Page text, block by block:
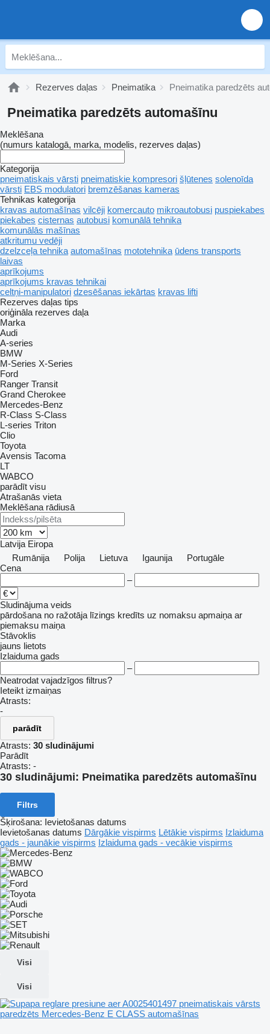
Rezerves daļas Pneimatika Pneimatika paredzēts
Pneimatika paredzēts automašīnu
Meklēšana
(numurs katalogā, marka, modelis, rezerves daļas)
Kategorija
pneimatiskais vārsti pneimatiskie kompresori šļūtenes solenoīda
vārsti EBS modulatori bremzēšanas kameras
Tehnikas kategorija
kravas automašīnas vilcēji komercauto mikroautobusi puspiekabes
piekabes cisternas autobusi komunālā tehnika
komunālās mašīnas
atkritumu vedēji
dzelzceļa tehnika automašīnas mototehnika ūdens transports
laivas
aprīkojums
aprīkojums kravas tehnikai
celtņi-manipulatori dzesēšanas iekārtas kravas lifti
Rezerves daļas tips
oriģināla rezerves daļa
Marka
Audi
A-series
BMW
M-Series X-Series
Ford
Ranger Transit
Grand Cherokee
Mercedes-Benz
R-Class S-Class
L-series Triton
Clio
Toyota
Avensis Tacoma
LT
WABCO
parādīt visu
Atrašanās vieta
Meklēšana rādiusā
Latvija Eiropa
Rumānija
Polija Lietuva Igaunija
Portugāle
Cena
–
Sludinājuma veids
pārdošana no ražotāja līzings kredīts uz nomaksu apmaiņa ar
piemaksu maiņa
Stāvoklis
jauns lietots
Izlaiduma gads
–
Neatrodat vajadzīgos filtrus?
Ieteikt izmaiņas
Atrasts:
-
parādīt
Atrasts: 30 sludinājumi
Parādīt
Atrasts: -
30 sludinājumi: Pneimatika paredzēts automašīnu
Filtrs
Šķirošana: Ievietošanas datums
Ievietošanas datums Dārgākie vispirms Lētākie vispirms Izlaiduma
gads - jaunākie vispirms Izlaiduma gads - vecākie vispirms
Visi
Visi